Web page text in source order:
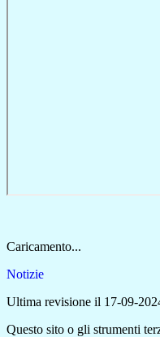
Caricamento...
Notizie
Ultima revisione il 17-09-
Questo sito o gli strumenti